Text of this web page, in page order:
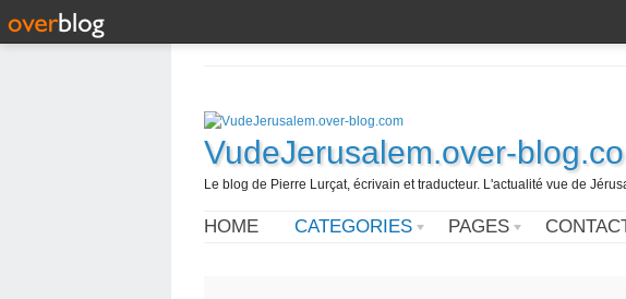
VudeJerusalem.over-
Le blog de Pierre Lurçat, écrivain et traducteur. L'actualité vue de
HOME CATEGORIES PAGES